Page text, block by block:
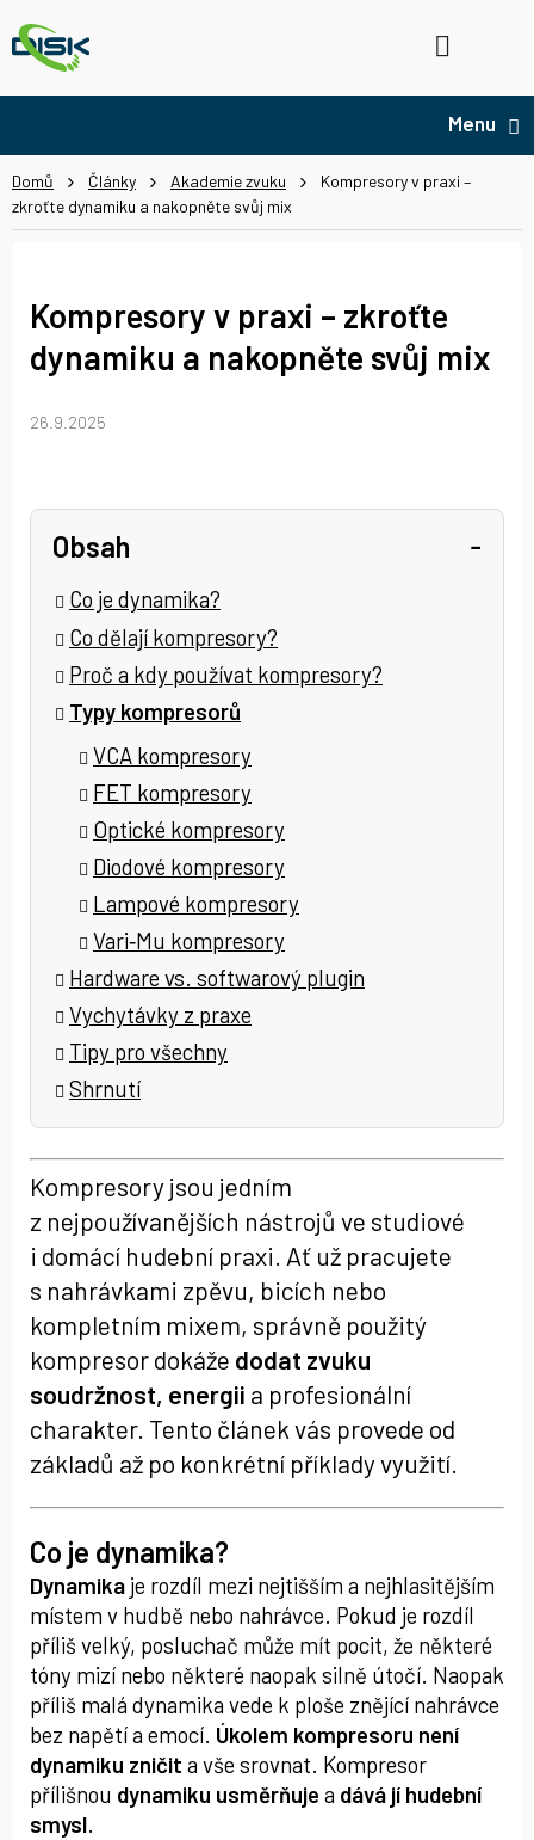
na
obsah
Domů Články Akademie zvuku
Kompresory v praxi –
zkroťte dynamiku a nakopněte svůj mix
Kompresory v praxi – zkroťte
dynamiku a nakopněte svůj mix
26.9.2025
Obsah
Co je dynamika?
Co dělají kompresory?
Proč a kdy používat kompresory?
Typy kompresorů
VCA kompresory
FET kompresory
Optické kompresory
Diodové kompresory
Lampové kompresory
Vari‑Mu kompresory
Hardware vs. softwarový plugin
Vychytávky z praxe
Tipy pro všechny
Shrnutí
Kompresory jsou jedním
z nejpoužívanějších nástrojů ve studiové
i domácí hudební praxi. Ať už pracujete
s nahrávkami zpěvu, bicích nebo
kompletním mixem, správně použitý
kompresor dokáže dodat zvuku
soudržnost, energii a profesionální
charakter. Tento článek vás provede od
základů až po konkrétní příklady využití.
Co je dynamika?
Dynamika je rozdíl mezi nejtišším a nejhlasitějším
místem v hudbě nebo nahrávce. Pokud je rozdíl
příliš velký, posluchač může mít pocit, že některé
tóny mizí nebo některé naopak silně útočí. Naopak
příliš malá dynamika vede k ploše znějící nahrávce
bez napětí a emocí. Úkolem kompresoru není
dynamiku zničit a vše srovnat. Kompresor
přílišnou dynamiku usměrňuje a dává jí hudební
smysl.